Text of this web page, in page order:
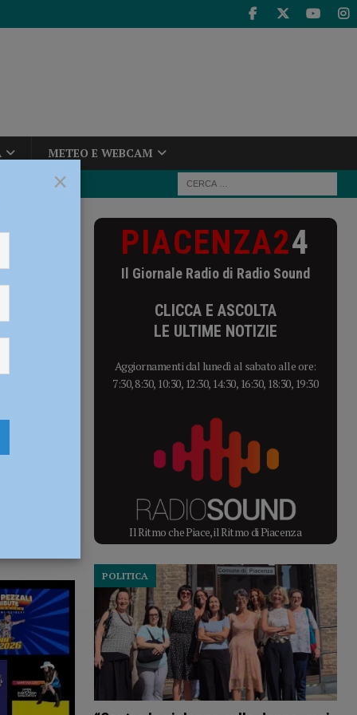
METEO E WEBCAM
PIACENZA24
Il Giornale Radio di Radio Sound
CLICCA E ASCOLTA
LE ULTIME NOTIZIE
Aggiornamenti dal lunedì al sabato alle ore:
7:30, 8:30, 10:30, 12:30, 14:30, 16:30, 18:30, 19:30
Il Ritmo che Piace, il Ritmo di Piacenza
POLITICA
×